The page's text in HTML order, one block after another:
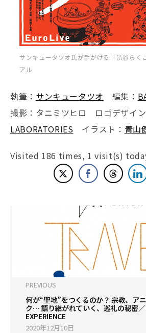
サンキュータツオ氏が手がける「渋谷らく
アル
執筆： サンキュータツオ 編集：
撮影：タニミツヒロ ロゴデザイン
LABORATORIES イラスト： 青山
Visited 186 times, 1 visit(s)
PREVIOUS
何が“聖地”をつくるのか？ 宗教、ア
ク… 語り継がれていく、巡礼の秘密／
EXPERIENCE
2020年12月10日